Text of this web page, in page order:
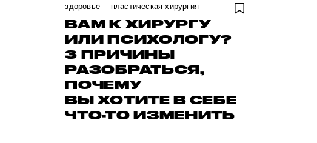
здоровье пластическая хирургия
ВАМ К ХИРУРГУ
ИЛИ ПСИХОЛОГУ?
3 ПРИЧИНЫ
РАЗОБРАТЬСЯ,
ПОЧЕМУ
ВЫ ХОТИТЕ В СЕБЕ
ЧТО-ТО ИЗМЕНИТЬ